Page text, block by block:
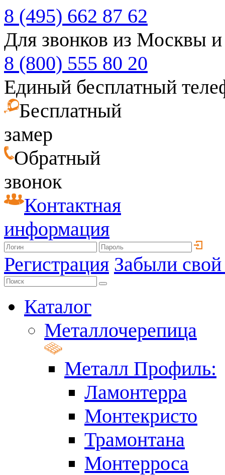
8 (495) 662 87 62
Для звонков из Москвы
8 (800) 555 80 20
Единый бесплатный
Бесплатный
замер
Обратный
звонок
Контактная
информация
Регистрация Забыли
Каталог
Металлочерепица
Металл Профиль:
Ламонтерра
Монтекристо
Трамонтана
Монтерроса